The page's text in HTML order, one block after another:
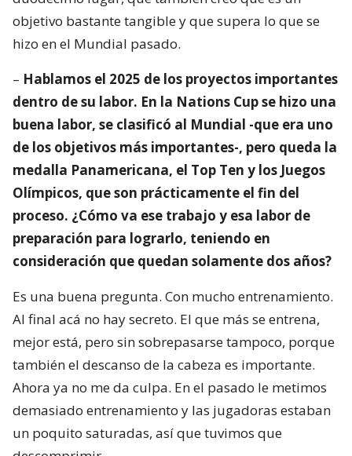
objetivo bastante tangible y que supera lo que se
hizo en el Mundial pasado.
– Hablamos el 2025 de los proyectos importantes
dentro de su labor. En la Nations Cup se hizo una
buena labor, se clasificó al Mundial -que era uno
de los objetivos más importantes-, pero queda la
medalla Panamericana, el Top Ten y los Juegos
Olímpicos, que son prácticamente el fin del
proceso. ¿Cómo va ese trabajo y esa labor de
preparación para lograrlo, teniendo en
consideración que quedan solamente dos años?
Es una buena pregunta. Con mucho entrenamiento.
Al final acá no hay secreto. El que más se entrena,
mejor está, pero sin sobrepasarse tampoco, porque
también el descanso de la cabeza es importante.
Ahora ya no me da culpa. En el pasado le metimos
demasiado entrenamiento y las jugadoras estaban
un poquito saturadas, así que tuvimos que